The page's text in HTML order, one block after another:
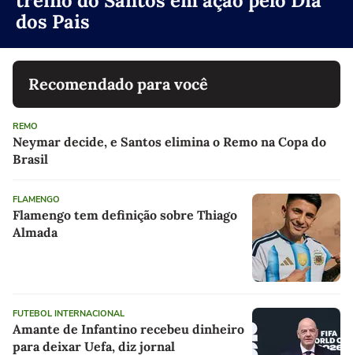
dos Pais
Recomendado para você
REMO
Neymar decide, e Santos elimina o Remo na Copa do
Brasil
FLAMENGO
Flamengo tem definição sobre Thiago
Almada
FUTEBOL INTERNACIONAL
Amante de Infantino recebeu dinheiro
para deixar Uefa, diz jornal